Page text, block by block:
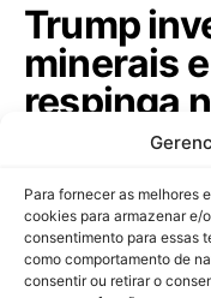
Para fornecer as melhores
cookies para armazenar e/
consentimento para essas
como comportamento de
consentir ou retirar o
Trump
minerais
respinga
Com aporte de
minerais críticos,